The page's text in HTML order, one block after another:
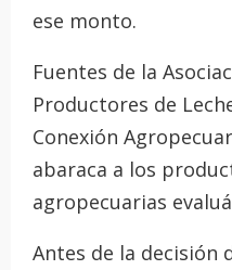
ese monto.
Fuentes de la
Productores de
Conexión
abaraca a los
agropecuarias
Antes de la decisión